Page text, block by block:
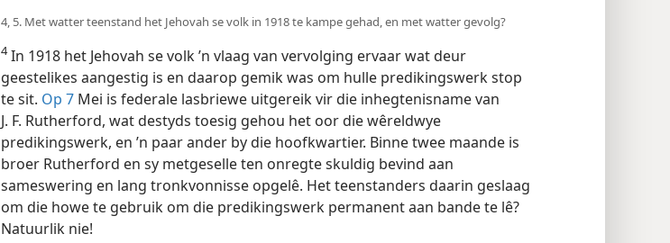
4, 5. Met watter teenstand het Jehovah se volk in 1918 te kampe gehad, en met watter gevolg?
4In 1918 het Jehovah se volk ’n vlaag van vervolging ervaar wat deur
geestelikes aangestig is en daarop gemik was om hulle predikingswerk stop
te sit. Op 7 Mei is federale lasbriewe uitgereik vir die inhegtenisname van
J. F. Rutherford, wat destyds toesig gehou het oor die wêreldwye
predikingswerk, en ’n paar ander by die hoofkwartier. Binne twee maande is
broer Rutherford en sy metgeselle ten onregte skuldig bevind aan
sameswering en lang tronkvonnisse opgelê. Het teenstanders daarin geslaag
om die howe te gebruik om die predikingswerk permanent aan bande te lê?
Natuurlik nie!